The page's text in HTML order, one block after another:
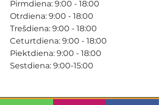
Pirmdiena: 9:00 - 18:00
Otrdiena: 9:00 - 18:00
Trešdiena: 9:00 - 18:00
Ceturtdiena: 9:00 - 18:00
Piektdiena: 9:00 - 18:00
Sestdiena: 9:00-15:00